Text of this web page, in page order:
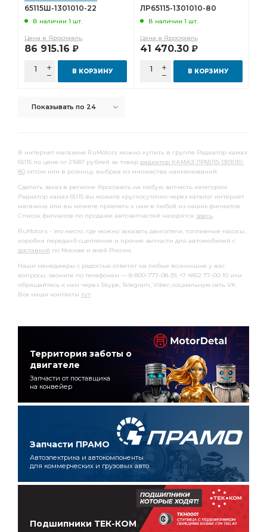
65115Ш-1301010-22
В наличии 1 шт.
Цена в Ярославль
86 915.16 Р
В КОРЗИНУ
ЛР65115-1301010-80
В наличии 1 шт.
Цена в Ярославль
41 470.30 Р
В КОРЗИНУ
Показывать по 24
В интернет магазине RuMotors можно купить в группе Радиатор камаз
65115 по цене от 21687 рублей за товар радиатор КАМАЗ ЛР65115-1301010-
80 оптом или в розницу выбрав из множества наименований.
Сделать заказ в регионе Ярославль на любую запчасть категории
Радиатор камаз 65115 вы можете круглосуточно через каталог интернет
магазина или вы можете приехать к нам в любой из наших филиалов.
Список филиалов по продаже автозапчастей находятся здесь.
RuMotors - это место, где можно заказать двигатели, топливные насосы,
коробки передачб сцепление и прочие запчасти для автомобилей с
доставкой по Москве и всей России.
Наши менеджеры с радостью ответят на любые возникшие у вас
вопросы, звоните по телефонам — 8-800-777-08-39, +7 4852 77-00-10 или
обращайтесь к нам через Skype, Telegram, Viber, социальную сеть VK.
Все наши контакты тут.
Территория заботы о
двигателе
Запчасти от поставщика
на конвейер
Запчасти ПРАМО
Автоэлектрика и автокомпоненты
для коммерческих и грузовых авто
Подшипники ТЕК-КОМ